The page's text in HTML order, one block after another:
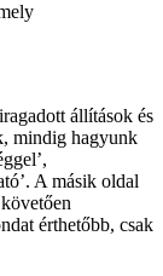
állítások és
mindig hagyunk
A másik oldal
érthetőbb, csak